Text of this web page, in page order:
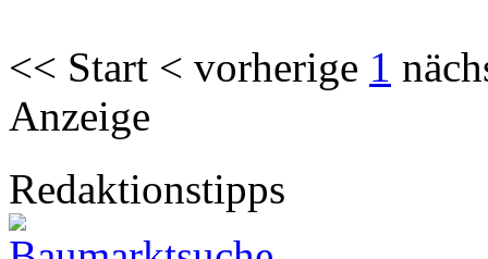
<< Start < vorherige 1
Anzeige
Redaktionstipps